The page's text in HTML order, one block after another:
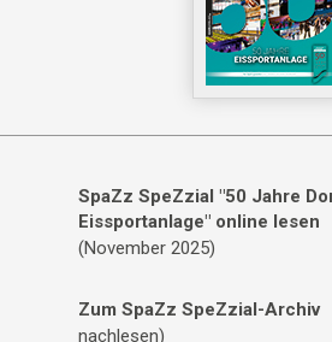
SpaZz SpeZzial "50 Jahre
Eissportanlage" online lesen
(November 2025)
Zum SpaZz SpeZzial-Archiv
nachlesen)